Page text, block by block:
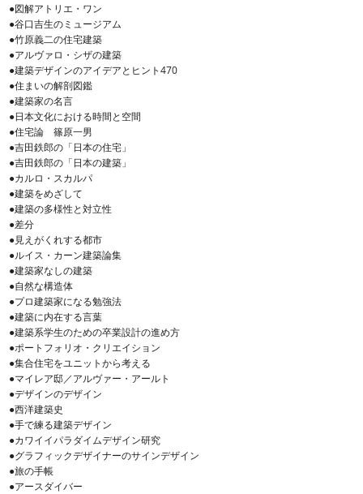
●図解アトリエ・ワン
●谷口吉生のミュージアム
●竹原義二の住宅建築
●アルヴァロ・シザの建築
●建築デザインのアイデアとヒント470
●住まいの解剖図鑑
●建築家の名言
●日本文化における時間と空間
●住宅論 篠原一男
●吉田鉄郎の「日本の住宅」
●吉田鉄郎の「日本の建築」
●カルロ・スカルパ
●建築をめざして
●建築の多様性と対立性
●差分
●見えがくれする都市
●ルイス・カーン建築論集
●建築家なしの建築
●自然な構造体
●プロ建築家になる勉強法
●建築に内在する言葉
●建築系学生のための卒業設計の進め方
●ポートフォリオ・クリエイション
●集合住宅をユニットから考える
●マイレア邸／アルヴァー・アールト
●デザインのデザイン
●西洋建築史
●手で練る建築デザイン
●カワイイパラダイムデザイン研究
●グラフィックデザイナーのサインデザイン
●旅の手帳
●アースダイバー